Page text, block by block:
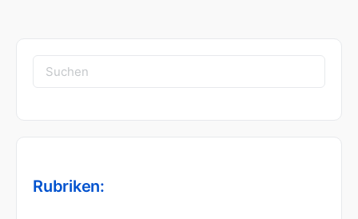
Suchen
nach:
Rubriken: